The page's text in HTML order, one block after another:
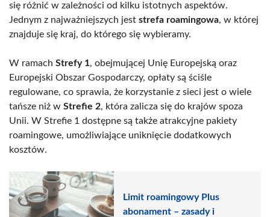
się różnić w zależności od kilku istotnych aspektów.
Jednym z najważniejszych jest strefa roamingowa, w której
znajduje się kraj, do którego się wybieramy.
W ramach Strefy 1, obejmującej Unię Europejską oraz
Europejski Obszar Gospodarczy, opłaty są ściśle
regulowane, co sprawia, że korzystanie z sieci jest o wiele
tańsze niż w Strefie 2, która zalicza się do krajów spoza
Unii. W Strefie 1 dostępne są także atrakcyjne pakiety
roamingowe, umożliwiające uniknięcie dodatkowych
kosztów.
Limit roamingowy Plus
abonament – zasady i